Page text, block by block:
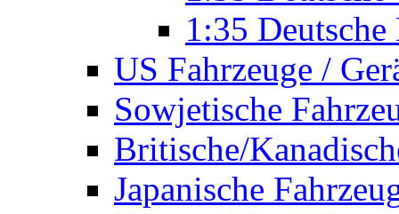
1:35
US Fahrzeuge /
Sowjetische
Britische/
Japanische